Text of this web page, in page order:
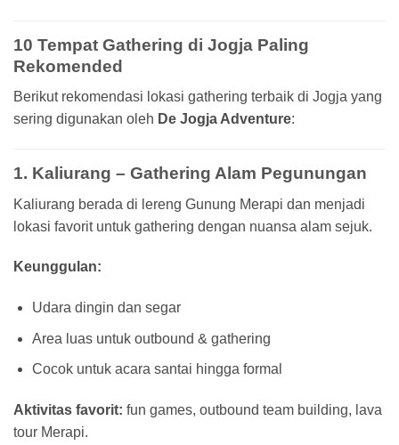
10 Tempat Gathering di Jogja Paling
Rekomended
Berikut rekomendasi lokasi gathering terbaik di Jogja yang
sering digunakan oleh De Jogja Adventure:
1. Kaliurang – Gathering Alam Pegunungan
Kaliurang berada di lereng Gunung Merapi dan menjadi
lokasi favorit untuk gathering dengan nuansa alam sejuk.
Keunggulan:
Udara dingin dan segar
Area luas untuk outbound & gathering
Cocok untuk acara santai hingga formal
Aktivitas favorit: fun games, outbound team building, lava
tour Merapi.